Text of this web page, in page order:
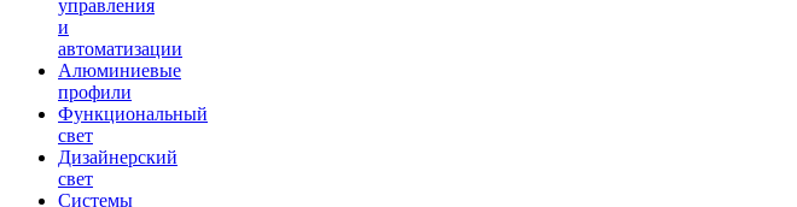
управления
и
автоматизации
Алюминиевые
профили
Функциональный
свет
Дизайнерский
свет
Системы